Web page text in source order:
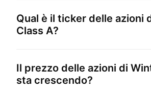
Qual è il ticker delle azioni
Class A?
Il prezzo delle azioni di
sta crescendo?